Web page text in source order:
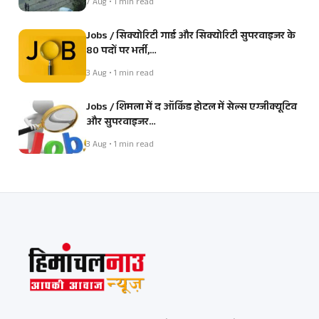
7 Aug • 1 min read
Jobs / सिक्योरिटी गार्ड और सिक्योरिटी सुपरवाइजर के
80 पदों पर भर्ती,…
3 Aug • 1 min read
Jobs / शिमला में द ऑर्किड होटल में सेल्स एग्जीक्यूटिव
और सुपरवाइजर…
3 Aug • 1 min read